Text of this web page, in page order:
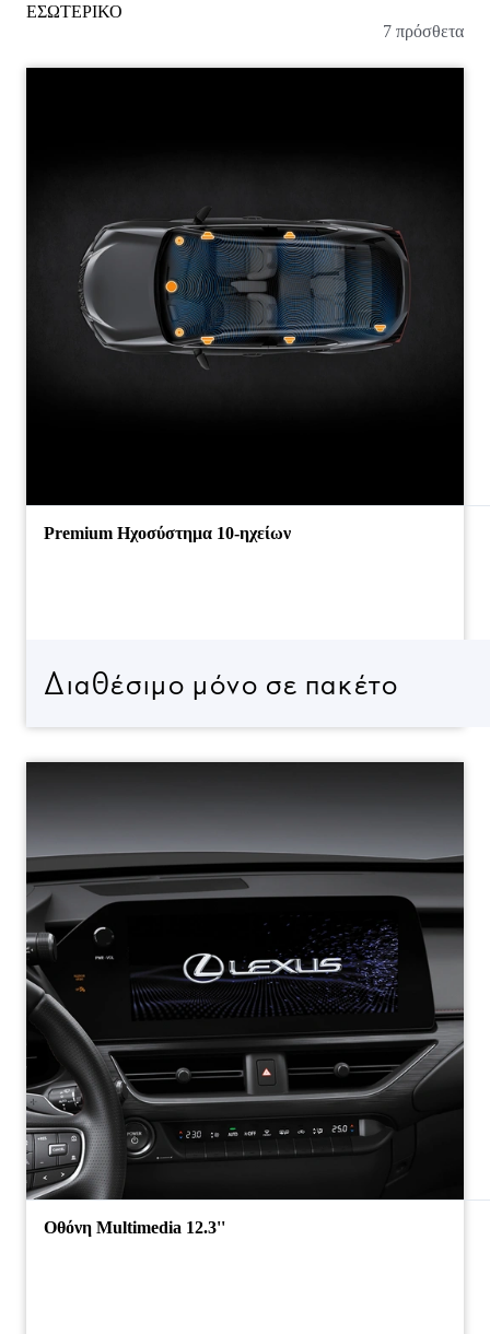
ΕΣΩΤΕΡΙΚΟ
7 πρόσθετα
Premium Ηχοσύστημα 10-ηχείων
Διαθέσιμο μόνο σε πακέτο
Οθόνη Multimedia 12.3''